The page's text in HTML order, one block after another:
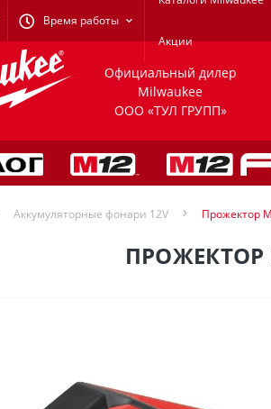
Время работы
Акции
Официальный дилер
Milwaukee
ООО «ТУЛ ГРУПП»
Аккумуляторные фонари 12V Прожектор
ПРОЖЕКТОР